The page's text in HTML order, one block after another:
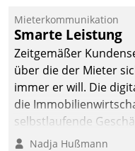
Mieterkommunikation
Smarte Leistung
Zeitgemäßer
über die der Mieter
immer er will. Die
die
selbstlaufende
Kunde und smart der
Nadja Hußmann